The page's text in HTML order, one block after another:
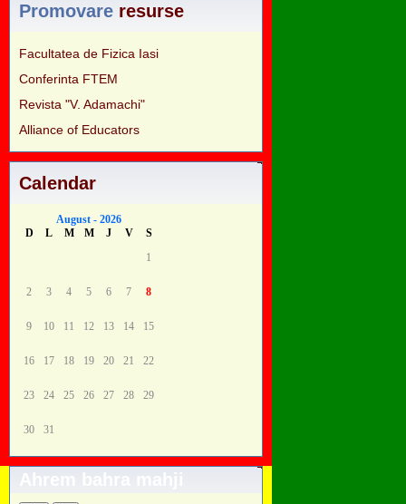
Promovare resurse
Facultatea de Fizica Iasi
Conferinta FTEM
Revista "V. Adamachi"
Alliance of Educators
Calendar
August - 2026
D
L M M J V
S
1
2 3 4 5 6 7 8
9 10 11 12 13 14 15
16 17 18 19 20 21 22
23 24 25 26 27 28 29
30 31
Ahrem bahra mahji